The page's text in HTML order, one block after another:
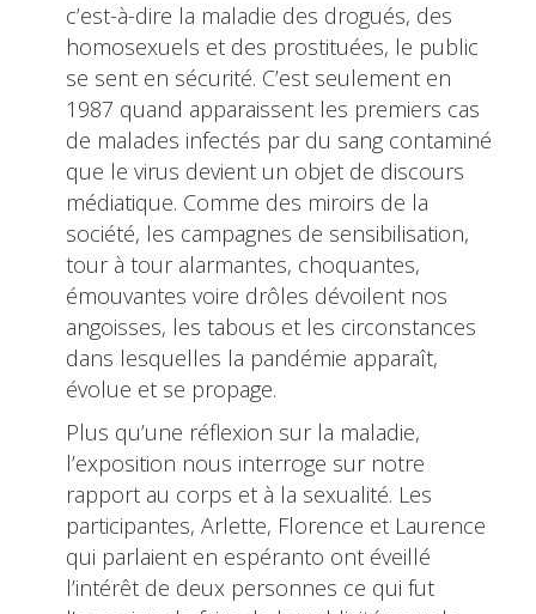
c’est-à-dire la maladie des drogués, des
homosexuels et des prostituées, le public
se sent en sécurité. C’est seulement en
1987 quand apparaissent les premiers cas
de malades infectés par du sang contaminé
que le virus devient un objet de discours
médiatique. Comme des miroirs de la
société, les campagnes de sensibilisation,
tour à tour alarmantes, choquantes,
émouvantes voire drôles dévoilent nos
angoisses, les tabous et les circonstances
dans lesquelles la pandémie apparaît,
évolue et se propage.
Plus qu’une réflexion sur la maladie,
l’exposition nous interroge sur notre
rapport au corps et à la sexualité. Les
participantes, Arlette, Florence et Laurence
qui parlaient en espéranto ont éveillé
l’intérêt de deux personnes ce qui fut